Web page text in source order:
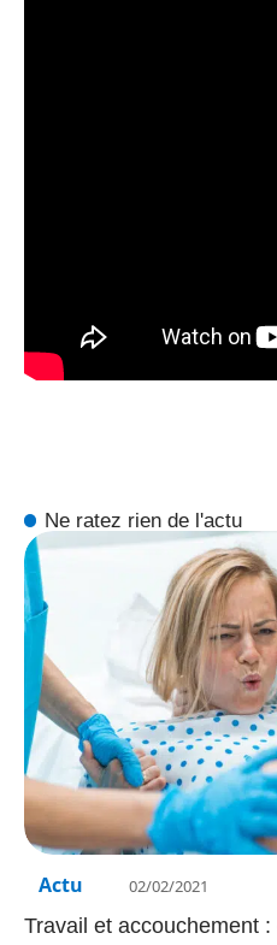
Ne ratez rien de l'actu
Actu 02/02/2021
Travail et accouchement